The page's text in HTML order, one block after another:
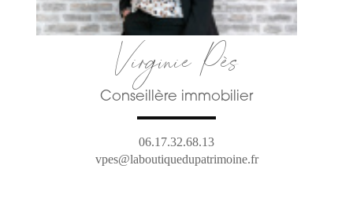
Virginie Pès
Conseillère immobilier
06.17.32.68.13
vpes@laboutiquedupatrimoine.fr